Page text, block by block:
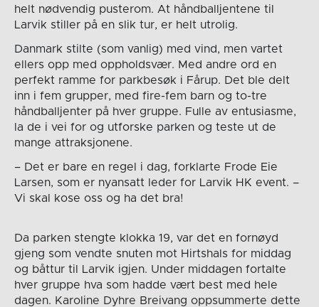
helt nødvendig pusterom. At håndballjentene til
Larvik stiller på en slik tur, er helt utrolig.
Danmark stilte (som vanlig) med vind, men vartet
ellers opp med oppholdsvær. Med andre ord en
perfekt ramme for parkbesøk i Fårup. Det ble delt
inn i fem grupper, med fire-fem barn og to-tre
håndballjenter på hver gruppe. Fulle av entusiasme,
la de i vei for og utforske parken og teste ut de
mange attraksjonene.
– Det er bare en regel i dag, forklarte Frode Eie
Larsen, som er nyansatt leder for Larvik HK event. –
Vi skal kose oss og ha det bra!
Da parken stengte klokka 19, var det en fornøyd
gjeng som vendte snuten mot Hirtshals for middag
og båttur til Larvik igjen. Under middagen fortalte
hver gruppe hva som hadde vært best med hele
dagen. Karoline Dyhre Breivang oppsummerte dette